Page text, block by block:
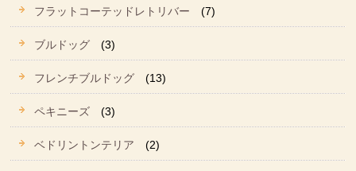
フラットコーテッドレトリバー (7)
ブルドッグ (3)
フレンチブルドッグ (13)
ペキニーズ (3)
ベドリントンテリア (2)